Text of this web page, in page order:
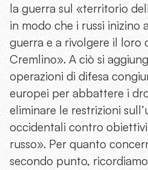
la guerra sul «territorio
in modo che i russi inizino
guerra e a rivolgere il loro
Cremlino». A ciò si
operazioni di difesa
europei per abbattere i
eliminare le restrizioni
occidentali contro
russo». Per quanto
secondo punto,